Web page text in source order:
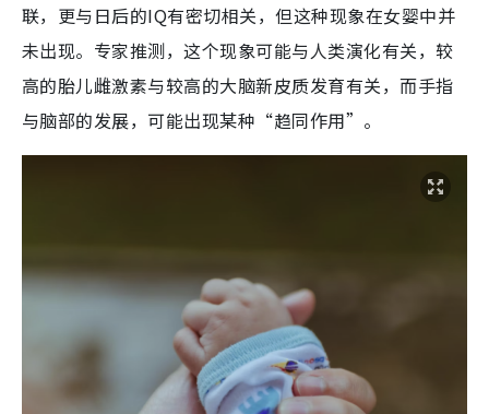
联，更与日后的IQ有密切相关，但这种现象在女婴中并
未出现。专家推测，这个现象可能与人类演化有关，较
高的胎儿雌激素与较高的大脑新皮质发育有关，而手指
与脑部的发展，可能出现某种“趋同作用”。